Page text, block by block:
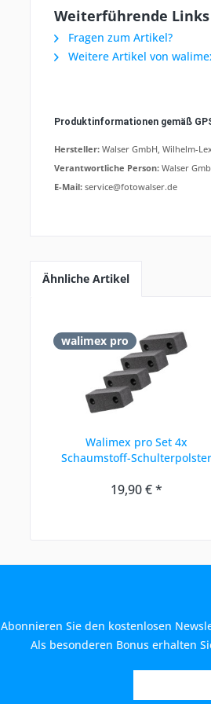
Weiterführende
Fragen zum Artikel?
Weitere Artikel von
Produktinformationen gemäß
Hersteller: Walser GmbH, Wilhelm-
Verantwortliche Person: Walser
E-Mail: service@fotowalser.de
Ähnliche Artikel
walimex pro
Walimex pro Set 4x
Schaumstoff-Schulterpolster
19,90 € *
Abonnieren Sie den kostenlosen
Als besonderen Bonus erhalten